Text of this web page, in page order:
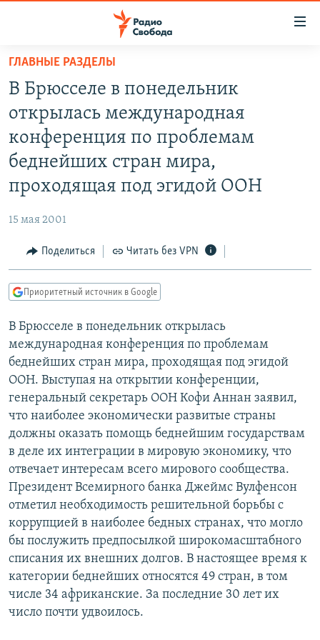
упрощенного
доступа
основному
содержанию
главной
Вернутся
поиску
ПОДКАСТЫ
АВТОРСКИЕ ПРОЕКТЫ
ЦИТАТЫ СВОБОДЫ
МНЕНИЯ
КАВКАЗ.РЕАЛИИ
СЕВЕР.РЕАЛИИ
РАСПИСАНИЕ ВЕЩАНИЯ
ПОДПИШИТЕСЬ НА РАССЫЛКУ
СОЦИАЛЬНЫЕ СЕТИ
Все сайты РСЕ/РС
ГЛАВНЫЕ РАЗДЕЛЫ
В Брюсселе в понедельник
открылась международная
конференция по проблемам
беднейших стран мира,
проходящая под эгидой ООН
15 мая 2001
Поделиться Читать без VPN
Приоритетный источник в Google
В Брюсселе в понедельник открылась
международная конференция по проблемам
беднейших стран мира, проходящая под эгидой
ООН. Выступая на открытии конференции,
генеральный секретарь ООН Кофи Аннан заявил,
что наиболее экономически развитые страны
должны оказать помощь беднейшим государствам
в деле их интеграции в мировую экономику, что
отвечает интересам всего мирового сообщества.
Президент Всемирного банка Джеймс Вулфенсон
отметил необходимость решительной борьбы с
коррупцией в наиболее бедных странах, что могло
бы послужить предпосылкой широкомасштабного
списания их внешних долгов. В настоящее время к
категории беднейших относятся 49 стран, в том
числе 34 африканские. За последние 30 лет их
число почти удвоилось.